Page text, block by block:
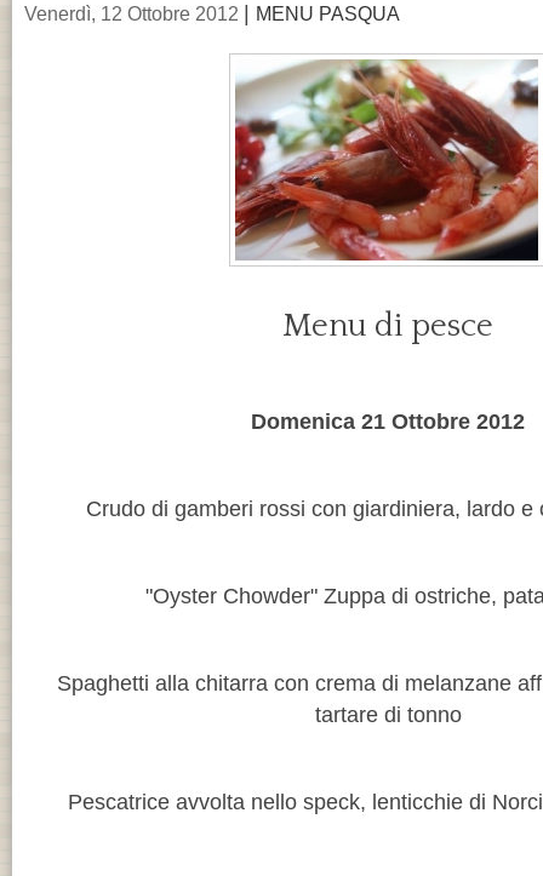
Venerdì, 12 Ottobre 2012 MENU PASQUA
Menu di pesce
Domenica 21 Ottobre 2012
Crudo di gamberi rossi con giardiniera, lardo e
"Oyster Chowder" Zuppa di ostriche,
Spaghetti alla chitarra con crema di melanzane
tartare di tonno
Pescatrice avvolta nello speck, lenticchie di